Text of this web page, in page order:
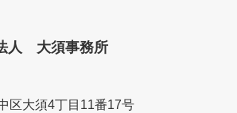
人 大須事務所
区大須4丁目11番17号